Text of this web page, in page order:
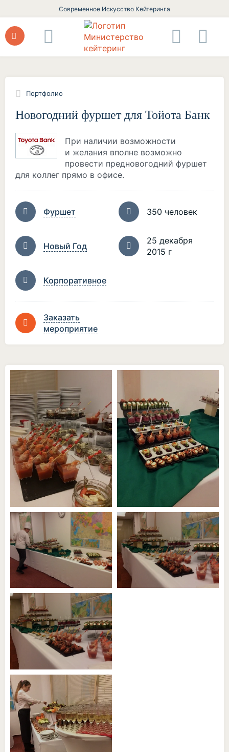
Современное Искусство Кейтеринга
Портфолио
Новогодний фуршет для Тойота Банк
При наличии возможности
и желания вполне возможно
провести предновогодний фуршет
для коллег прямо в офисе.
Фуршет 350 человек
Новый Год
25 декабря
2015 г
Корпоративное
Заказать
мероприятие